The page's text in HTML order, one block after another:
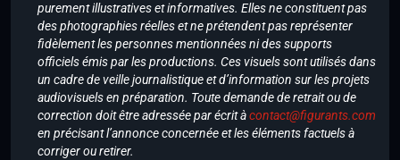
purement illustratives et informatives. Elles ne constituent pas
des photographies réelles et ne prétendent pas représenter
fidèlement les personnes mentionnées ni des supports
officiels émis par les productions. Ces visuels sont utilisés dans
un cadre de veille journalistique et d’information sur les projets
audiovisuels en préparation. Toute demande de retrait ou de
correction doit être adressée par écrit àcontact@figurants.com
en précisant l’annonce concernée et les éléments factuels à
corriger ou retirer.